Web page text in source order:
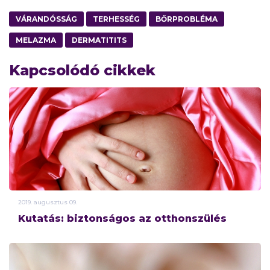
VÁRANDÓSSÁG TERHESSÉG BŐRPROBLÉMA
MELAZMA DERMATITITS
Kapcsolódó cikkek
2019. augusztus 09.
Kutatás: biztonságos az otthonszülés